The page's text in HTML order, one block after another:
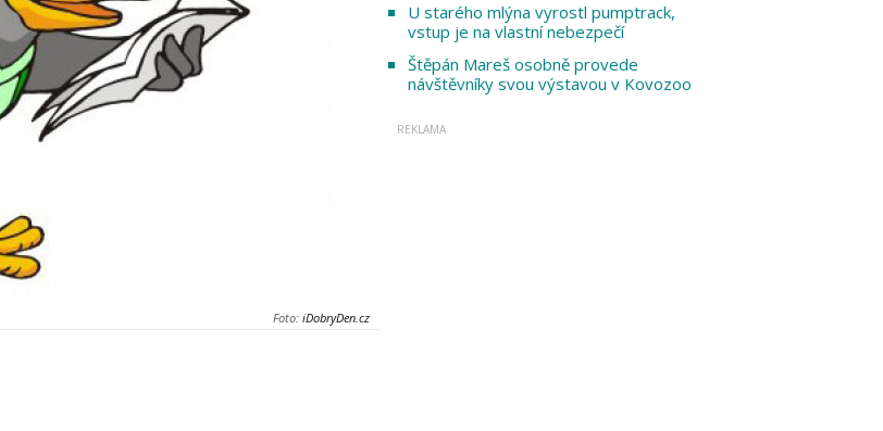
Foto: iDobryDen.cz
U starého mlýna vyrostl pumptrack,
vstup je na vlastní nebezpečí
Štěpán Mareš osobně provede
návštěvníky svou výstavou v Kovozoo